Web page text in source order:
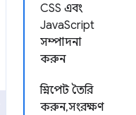
CSS এবং
JavaScript
সম্পাদনা
করুন
স্নিপেট তৈরি
করুন, সংরক্ষণ